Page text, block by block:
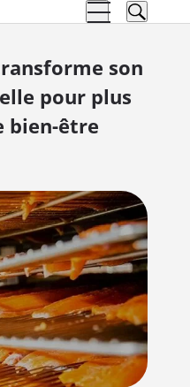
son
pour plus
bien-être